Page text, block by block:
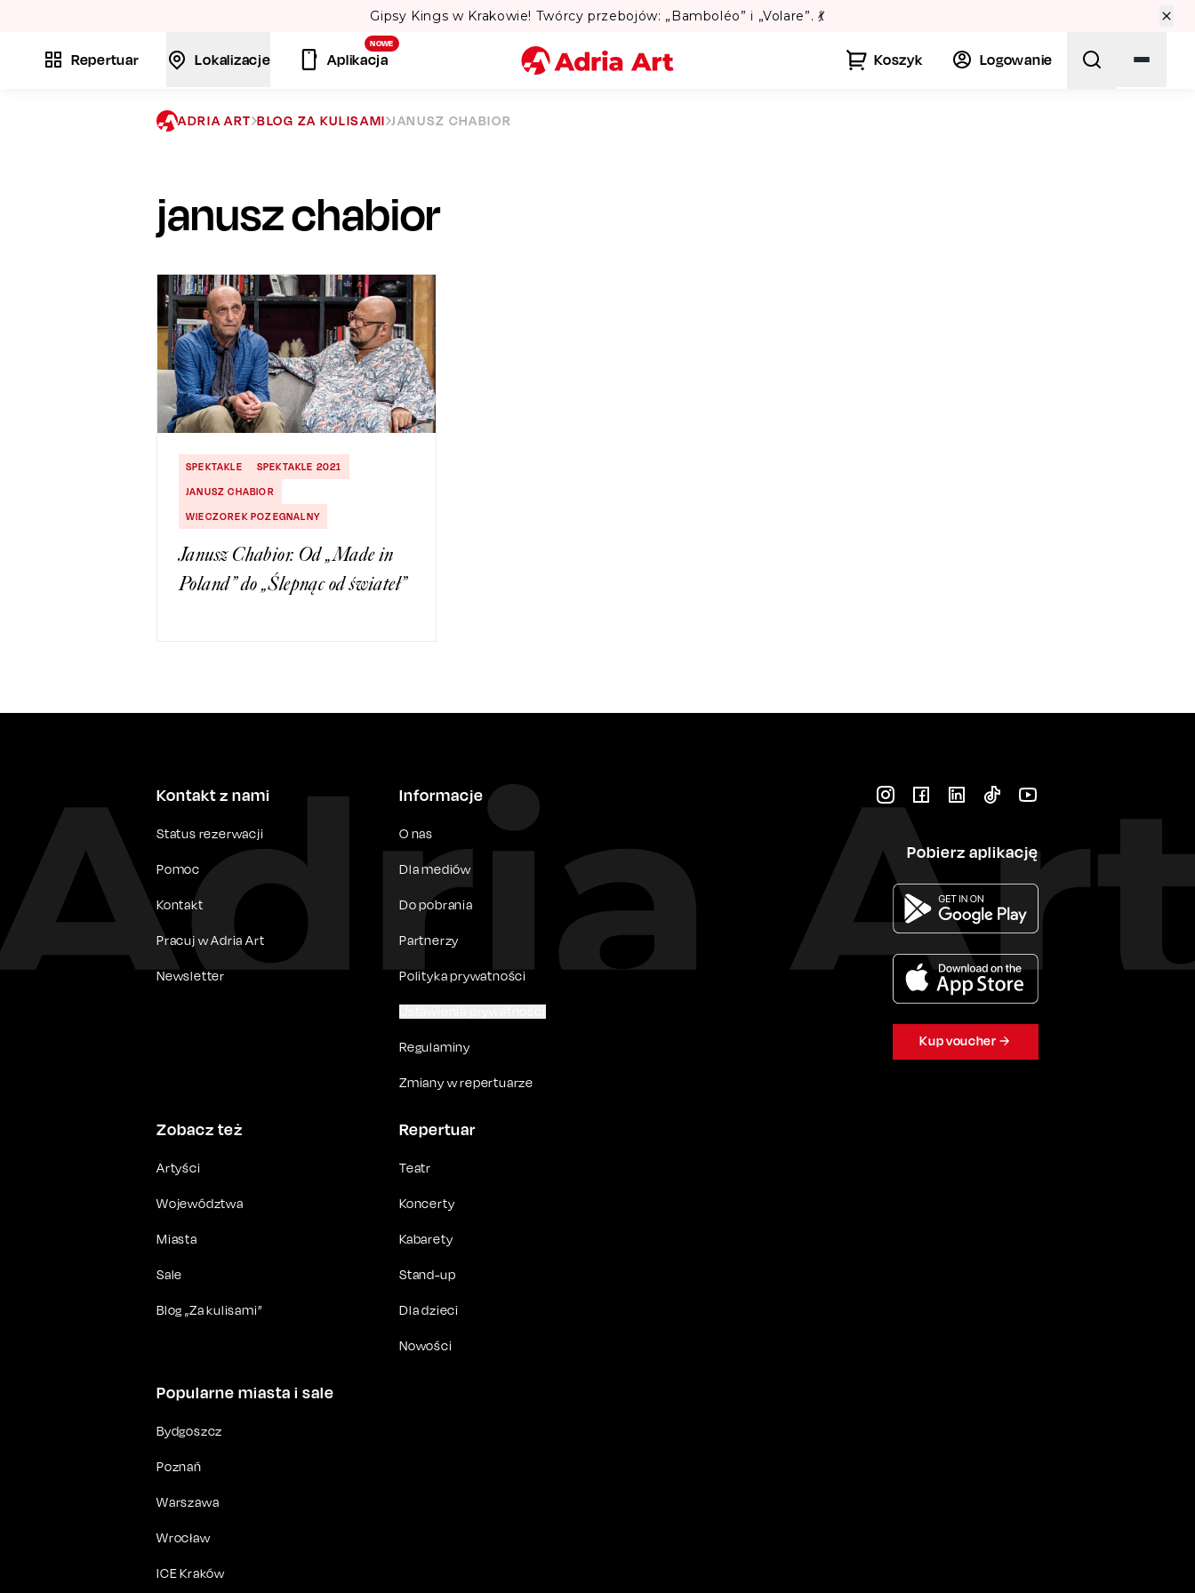
Lato w Warszawie? Sprawdź Teatralne Lato w Pałacu
Repertuar Lokalizacje
NOWE
Aplikacja Koszyk Logowanie
ADRIA ART BLOG ZA KULISAMI JANUSZ CHABIOR
janusz chabior
SPEKTAKLE
SPEKTAKLE 2021
JANUSZ CHABIOR
WIECZOREK POZEGNALNY
Janusz Chabior. Od „Made in
Poland” do „Ślepnąc od świateł”
Kontakt z nami
Status rezerwacji
Pomoc
Kontakt
Pracuj w Adria Art
Newsletter
Informacje
O nas
Dla mediów
Do pobrania
Partnerzy
Polityka prywatności
Regulaminy
Zmiany w repertuarze
Zobacz też
Artyści
Województwa
Miasta
Sale
Blog „Za kulisami”
Repertuar
Teatr
Koncerty
Kabarety
Stand-up
Dla dzieci
Nowości
Popularne miasta i sale
Bydgoszcz
Poznań
Warszawa
Wrocław
ICE Kraków
Pobierz aplikację
Kup voucher